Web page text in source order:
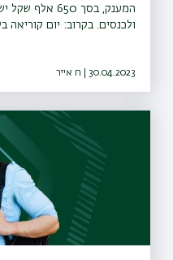
המענק, בסך
ולכנסים. בקרוב: יום קוריאה
30.04.2023 | ח אייר